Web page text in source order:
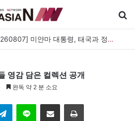
[아시아라운드업 20260807] 미얀마 대통령, 태국과 정상회담…아세안 관계개선 모색
영감 담은 컬렉션 공개
완독 약 2 분 소요
TelegramLine 이메일 인쇄